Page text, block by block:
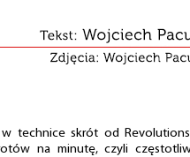
technice skrót od
na minutę, czyli